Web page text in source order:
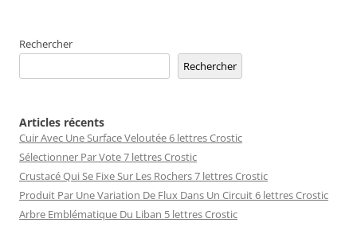
Rechercher
Rechercher
Articles récents
Cuir Avec Une Surface Veloutée 6 lettres Crostic
Sélectionner Par Vote 7 lettres Crostic
Crustacé Qui Se Fixe Sur Les Rochers 7 lettres Crostic
Produit Par Une Variation De Flux Dans Un Circuit 6 lettres Crostic
Arbre Emblématique Du Liban 5 lettres Crostic